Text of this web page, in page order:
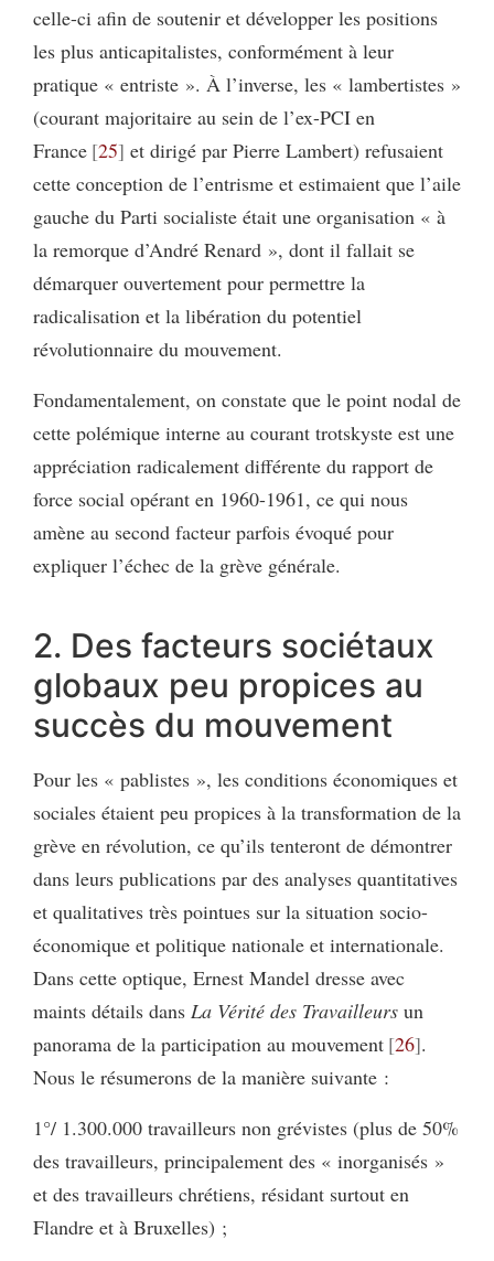
celle-ci afin de soutenir et développer les positions
les plus anticapitalistes, conformément à leur
pratique « entriste ». À l’inverse, les « lambertistes »
(courant majoritaire au sein de l’ex-PCI en
France 25 et dirigé par Pierre Lambert) refusaient
cette conception de l’entrisme et estimaient que l’aile
gauche du Parti socialiste était une organisation « à
la remorque d’André Renard », dont il fallait se
démarquer ouvertement pour permettre la
radicalisation et la libération du potentiel
révolutionnaire du mouvement.
Fondamentalement, on constate que le point nodal de
cette polémique interne au courant trotskyste est une
appréciation radicalement différente du rapport de
force social opérant en 1960-1961, ce qui nous
amène au second facteur parfois évoqué pour
expliquer l’échec de la grève générale.
2. Des facteurs sociétaux
globaux peu propices au
succès du mouvement
Pour les « pablistes », les conditions économiques et
sociales étaient peu propices à la transformation de la
grève en révolution, ce qu’ils tenteront de démontrer
dans leurs publications par des analyses quantitatives
et qualitatives très pointues sur la situation socio-
économique et politique nationale et internationale.
Dans cette optique, Ernest Mandel dresse avec
maints détails dans La Vérité des Travailleurs un
panorama de la participation au mouvement 26 .
Nous le résumerons de la manière suivante :
1°/ 1.300.000 travailleurs non grévistes (plus de 50%
des travailleurs, principalement des « inorganisés »
et des travailleurs chrétiens, résidant surtout en
Flandre et à Bruxelles) ;